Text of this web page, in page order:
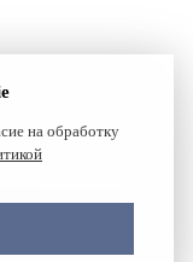
на обработку